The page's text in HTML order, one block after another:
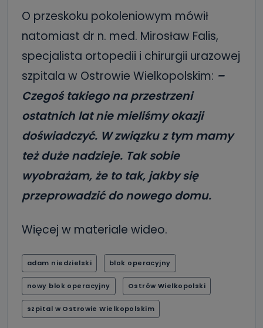
O przeskoku pokoleniowym mówił
natomiast dr n. med. Mirosław Falis,
specjalista ortopedii i chirurgii urazowej
szpitala w Ostrowie Wielkopolskim: –
Czegoś takiego na przestrzeni
ostatnich lat nie mieliśmy okazji
doświadczyć. W związku z tym mamy
też duże nadzieje. Tak sobie
wyobrażam, że to tak, jakby się
przeprowadzić do nowego domu.
Więcej w materiale wideo.
adam niedzielski blok operacyjny
nowy blok operacyjny Ostrów Wielkopolski
szpital w Ostrowie Wielkopolskim